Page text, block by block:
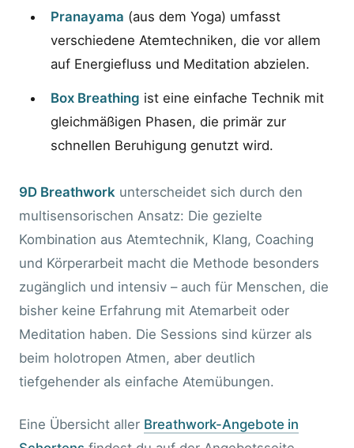
Pranayama (aus dem Yoga) umfasst
verschiedene Atemtechniken, die vor allem
auf Energiefluss und Meditation abzielen.
Box Breathing ist eine einfache Technik mit
gleichmäßigen Phasen, die primär zur
schnellen Beruhigung genutzt wird.
9D Breathwork unterscheidet sich durch den
multisensorischen Ansatz: Die gezielte
Kombination aus Atemtechnik, Klang, Coaching
und Körperarbeit macht die Methode besonders
zugänglich und intensiv – auch für Menschen, die
bisher keine Erfahrung mit Atemarbeit oder
Meditation haben. Die Sessions sind kürzer als
beim holotropen Atmen, aber deutlich
tiefgehender als einfache Atemübungen.
Eine Übersicht aller Breathwork-Angebote in